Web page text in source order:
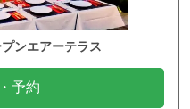
ンエアーテラス
予約